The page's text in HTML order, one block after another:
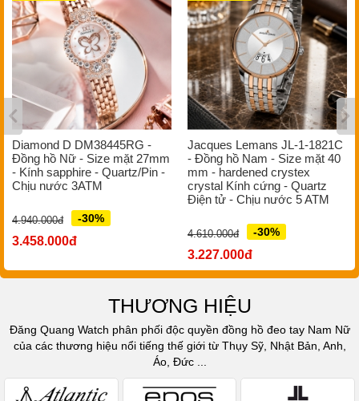
Diamond D DM38445RG -
Đồng hồ Nữ - Size mặt 27mm
- Kính sapphire - Quartz/Pin -
Chịu nước 3ATM
4.940.000đ -30%
3.458.000đ
Jacques Lemans JL-1-1821C
- Đồng hồ Nam - Size mặt 40
mm - hardened crystex
crystal Kính cứng - Quartz
Điện tử - Chịu nước 5 ATM
4.610.000đ -30%
3.227.000đ
THƯƠNG HIỆU
Đăng Quang Watch phân phối độc quyền đồng hồ đeo tay Nam Nữ
của các thương hiệu nổi tiếng thế giới từ Thụy Sỹ, Nhật Bản, Anh,
Áo, Đức ...